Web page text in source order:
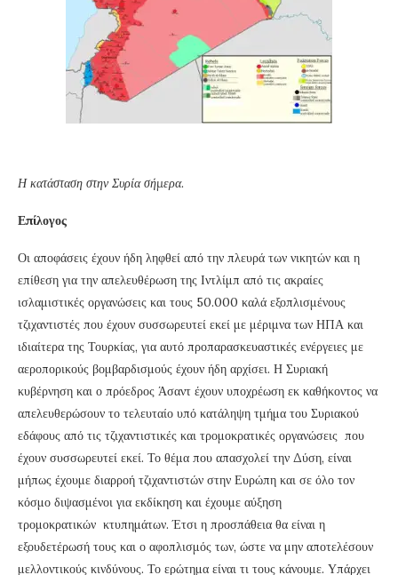
Η κατάσταση στην Συρία σήμερα.
Επίλογος
Οι αποφάσεις έχουν ήδη ληφθεί από την πλευρά των νικητών και η
επίθεση για την απελευθέρωση της Ιντλίμπ από τις ακραίες
ισλαμιστικές οργανώσεις και τους 50.000 καλά εξοπλισμένους
τζιχαντιστές που έχουν συσσωρευτεί εκεί με μέριμνα των ΗΠΑ και
ιδιαίτερα της Τουρκίας, για αυτό προπαρασκευαστικές ενέργειες με
αεροπορικούς βομβαρδισμούς έχουν ήδη αρχίσει. Η Συριακή
κυβέρνηση και ο πρόεδρος Άσαντ έχουν υποχρέωση εκ καθήκοντος να
απελευθερώσουν το τελευταίο υπό κατάληψη τμήμα του Συριακού
εδάφους από τις τζιχαντιστικές και τρομοκρατικές οργανώσεις που
έχουν συσσωρευτεί εκεί. Το θέμα που απασχολεί την Δύση, είναι
μήπως έχουμε διαρροή τζιχαντιστών στην Ευρώπη και σε όλο τον
κόσμο διψασμένοι για εκδίκηση και έχουμε αύξηση
τρομοκρατικών κτυπημάτων. Έτσι η προσπάθεια θα είναι η
εξουδετέρωσή τους και ο αφοπλισμός των, ώστε να μην αποτελέσουν
μελλοντικούς κινδύνους. Το ερώτημα είναι τι τους κάνουμε. Υπάρχει